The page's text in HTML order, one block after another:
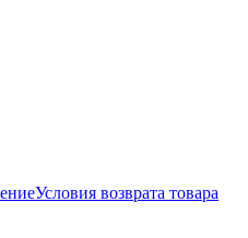
Условия возврата товара